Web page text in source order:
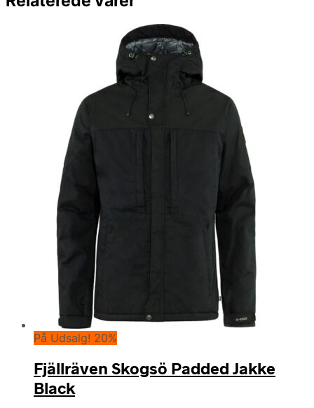
På Udsalg! 20%
Fjällräven Skogsö Padded Jakke
Black